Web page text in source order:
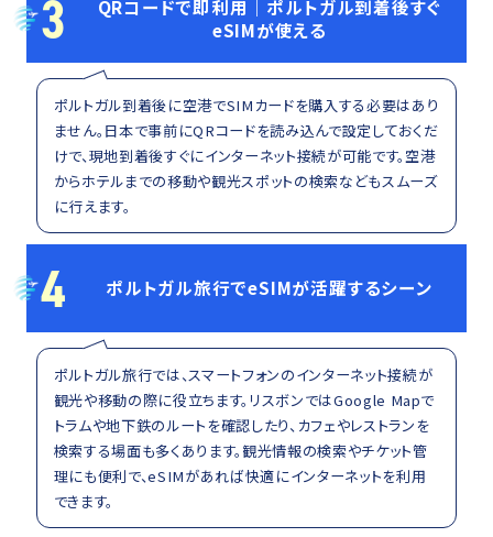
3
QRコードで即利用｜ポルトガル到着後すぐ
eSIMが使える
ポルトガル到着後に空港でSIMカードを購入する必要はあり
ません。日本で事前にQRコードを読み込んで設定しておくだ
けで、現地到着後すぐにインターネット接続が可能です。空港
からホテルまでの移動や観光スポットの検索などもスムーズ
に行えます。
4 ポルトガル旅行でeSIMが活躍するシーン
ポルトガル旅行では、スマートフォンのインターネット接続が
観光や移動の際に役立ちます。リスボンではGoogle Mapで
トラムや地下鉄のルートを確認したり、カフェやレストランを
検索する場面も多くあります。観光情報の検索やチケット管
理にも便利で、eSIMがあれば快適にインターネットを利用
できます。